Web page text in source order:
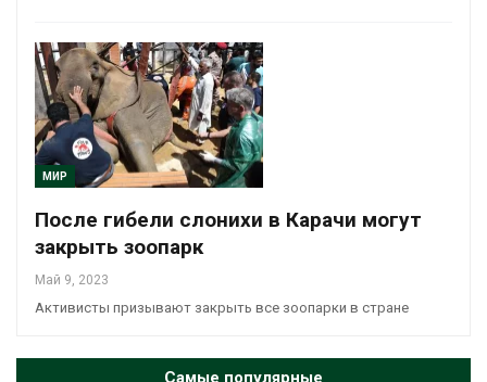
МИР
После гибели слонихи в Карачи могут
закрыть зоопарк
Май 9, 2023
Активисты призывают закрыть все зоопарки в стране
Самые популярные